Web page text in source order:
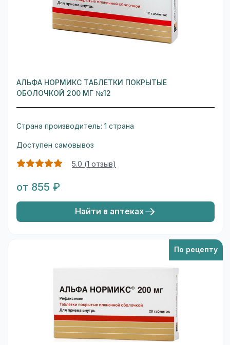
АЛЬФА НОРМИКС ТАБЛЕТКИ ПОКРЫТЫЕ
ОБОЛОЧКОЙ 200 МГ №12
Страна производитель: 1 страна
Доступен самовывоз
5.0 (1 отзыв)
от 855 ₽
Найти в аптеках
По рецепту